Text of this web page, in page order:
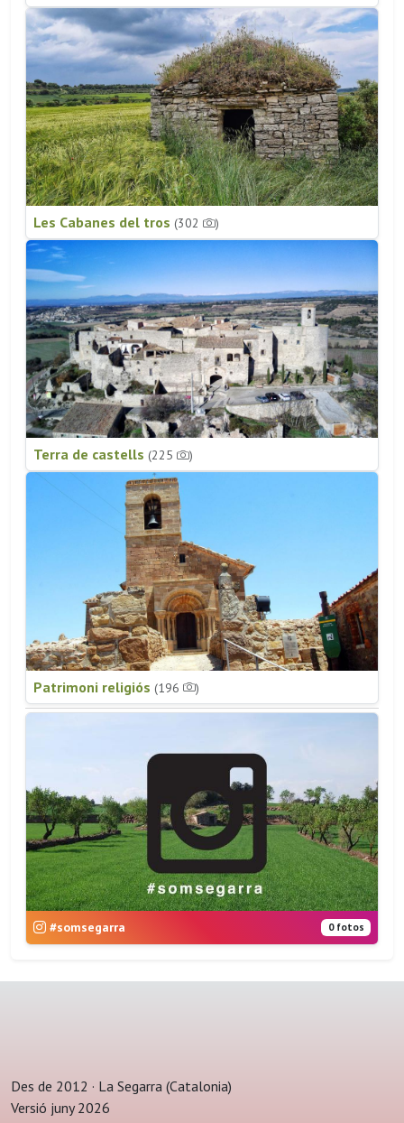
Les Cabanes del tros (302 )
Terra de castells (225 )
Patrimoni religiós (196 )
#somsegarra 0 fotos
Des de 2012 · La Segarra (Catalonia)
Versió juny 2026